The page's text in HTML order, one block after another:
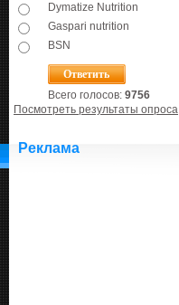
Dymatize Nutrition
Gaspari nutrition
BSN
Всего голосов: 9756
Посмотреть результаты опроса
Реклама